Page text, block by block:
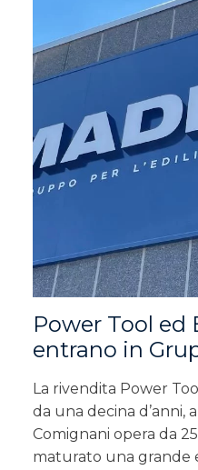
Power Tool ed
entrano in
La rivendita Power
da una decina d’anni,
Comignani opera da
maturato una grande